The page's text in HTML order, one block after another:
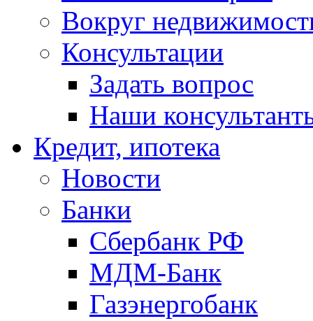
Вокруг
Консультации
Задать вопрос
Наши
Кредит, ипотека
Новости
Банки
Сбербанк РФ
МДМ-Банк
Газэнергобанк